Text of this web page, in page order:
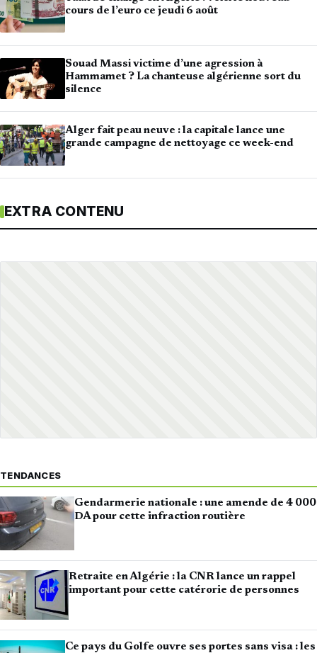
cours de l’euro ce jeudi 6 août
Souad Massi victime d’une agression à
Hammamet ? La chanteuse algérienne sort du
silence
Alger fait peau neuve : la capitale lance une
grande campagne de nettoyage ce week-end
EXTRA CONTENU
TENDANCES
Gendarmerie nationale : une amende de 4 000
DA pour cette infraction routière
Retraite en Algérie : la CNR lance un rappel
important pour cette catérorie de personnes
Ce pays du Golfe ouvre ses portes sans visa : les